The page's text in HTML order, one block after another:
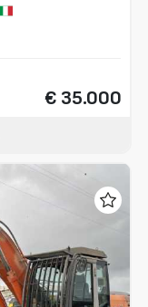
€ 35.000